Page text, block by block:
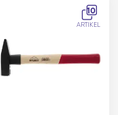
DIN1041WERKZEUG FÜR
VIBRATIONSDÄMP…
10
ARTIKEL